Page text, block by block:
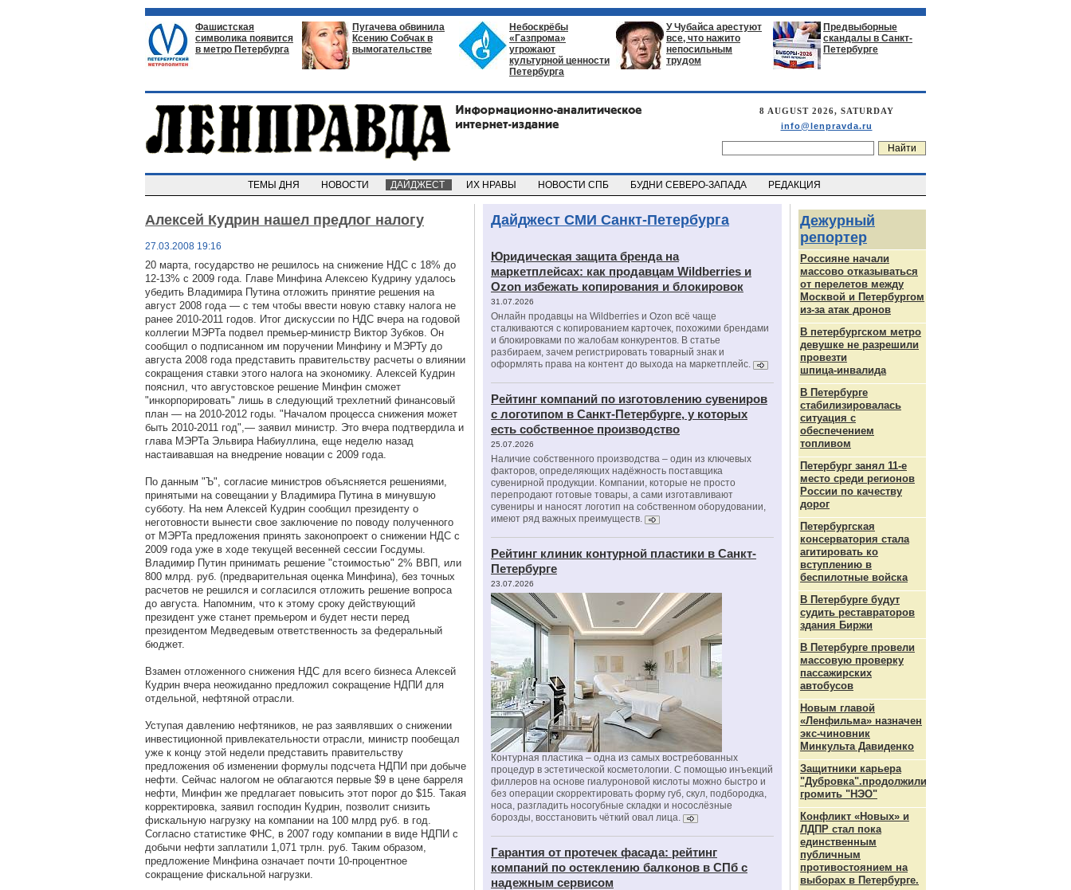
Фашистская
символика появится
в метро Петербурга
Пугачева обвинила
Ксению Собчак в
вымогательстве
Небоскрёбы
«Газпрома»
угрожают
культурной ценности
Петербурга
У Чубайса арестуют
все, что нажито
непосильным
трудом
Предвыборные
скандалы в Санкт-
Петербурге
8 AUGUST 2026, SATURDAY
info@lenpravda.ru
ТЕМЫ ДНЯ НОВОСТИ ДАЙДЖЕСТ ИХ НРАВЫ НОВОСТИ СПБ БУДНИ СЕВЕРО-ЗАПАДА РЕДАКЦИЯ
Алексей Кудрин нашел предлог налогу
27.03.2008 19:16
20 марта, государство не решилось на снижение НДС с 18% до
12-13% с 2009 года. Главе Минфина Алексею Кудрину удалось
убедить Владимира Путина отложить принятие решения на
август 2008 года — с тем чтобы ввести новую ставку налога не
ранее 2010-2011 годов. Итог дискуссии по НДС вчера на годовой
коллегии МЭРТа подвел премьер-министр Виктор Зубков. Он
сообщил о подписанном им поручении Минфину и МЭРТу до
августа 2008 года представить правительству расчеты о влиянии
сокращения ставки этого налога на экономику. Алексей Кудрин
пояснил, что августовское решение Минфин сможет
"инкорпорировать" лишь в следующий трехлетний финансовый
план — на 2010-2012 годы. "Началом процесса снижения может
быть 2010-2011 год",— заявил министр. Это вчера подтвердила и
глава МЭРТа Эльвира Набиуллина, еще неделю назад
настаивавшая на внедрение новации с 2009 года.
По данным "Ъ", согласие министров объясняется решениями,
принятыми на совещании у Владимира Путина в минувшую
субботу. На нем Алексей Кудрин сообщил президенту о
неготовности вынести свое заключение по поводу полученного
от МЭРТа предложения принять законопроект о снижении НДС с
2009 года уже в ходе текущей весенней сессии Госдумы.
Владимир Путин принимать решение "стоимостью" 2% ВВП, или
800 млрд. руб. (предварительная оценка Минфина), без точных
расчетов не решился и согласился отложить решение вопроса
до августа. Напомним, что к этому сроку действующий
президент уже станет премьером и будет нести перед
президентом Медведевым ответственность за федеральный
бюджет.
Взамен отложенного снижения НДС для всего бизнеса Алексей
Кудрин вчера неожиданно предложил сокращение НДПИ для
отдельной, нефтяной отрасли.
Уступая давлению нефтяников, не раз заявлявших о снижении
инвестиционной привлекательности отрасли, министр пообещал
уже к концу этой недели представить правительству
предложения об изменении формулы подсчета НДПИ при добыче
нефти. Сейчас налогом не облагаются первые $9 в цене барреля
нефти, Минфин же предлагает повысить этот порог до $15. Такая
корректировка, заявил господин Кудрин, позволит снизить
фискальную нагрузку на компании на 100 млрд руб. в год.
Согласно статистике ФНС, в 2007 году компании в виде НДПИ с
добычи нефти заплатили 1,071 трлн. руб. Таким образом,
предложение Минфина означает почти 10-процентное
сокращение фискальной нагрузки.
Дайджест СМИ Санкт-Петербурга
Юридическая защита бренда на
маркетплейсах: как продавцам Wildberries и
Ozon избежать копирования и блокировок
31.07.2026
Онлайн продавцы на Wildberries и Ozon всё чаще
сталкиваются с копированием карточек, похожими брендами
и блокировками по жалобам конкурентов. В статье
разбираем, зачем регистрировать товарный знак и
оформлять права на контент до выхода на маркетплейс.
Рейтинг компаний по изготовлению сувениров
с логотипом в Санкт-Петербурге, у которых
есть собственное производство
25.07.2026
Наличие собственного производства – один из ключевых
факторов, определяющих надёжность поставщика
сувенирной продукции. Компании, которые не просто
перепродают готовые товары, а сами изготавливают
сувениры и наносят логотип на собственном оборудовании,
имеют ряд важных преимуществ.
Рейтинг клиник контурной пластики в Санкт-
Петербурге
23.07.2026
Контурная пластика – одна из самых востребованных
процедур в эстетической косметологии. С помощью инъекций
филлеров на основе гиалуроновой кислоты можно быстро и
без операции скорректировать форму губ, скул, подбородка,
носа, разгладить носогубные складки и носослёзные
борозды, восстановить чёткий овал лица.
Гарантия от протечек фасада: рейтинг
компаний по остеклению балконов в СПб с
надежным сервисом
Дежурный
репортер
Россияне начали
массово отказываться
от перелетов между
Москвой и Петербургом
из-за атак дронов
В петербургском метро
девушке не разрешили
провезти
шпица‑инвалида
В Петербурге
стабилизировалась
ситуация с
обеспечением
топливом
Петербург занял 11-е
место среди регионов
России по качеству
дорог
Петербургская
консерватория стала
агитировать ко
вступлению в
беспилотные войска
В Петербурге будут
судить реставраторов
здания Биржи
В Петербурге провели
массовую проверку
пассажирских
автобусов
Новым главой
«Ленфильма» назначен
экс-чиновник
Минкульта Давиденко
Защитники карьера
"Дубровка".продолжили
громить "НЭО"
Конфликт «Новых» и
ЛДПР стал пока
единственным
публичным
противостоянием на
выборах в Петербурге.